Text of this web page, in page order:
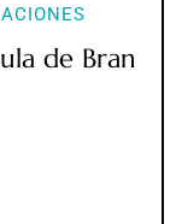
de Bran